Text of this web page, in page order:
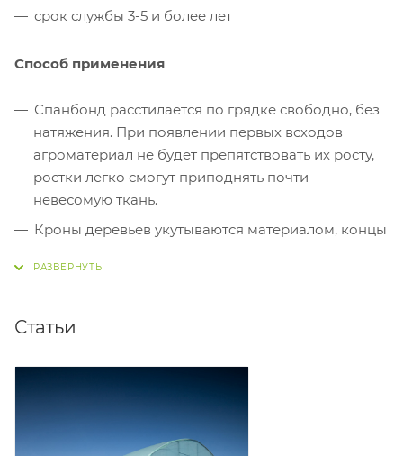
срок службы 3-5 и более лет
Способ применения
Спанбонд расстилается по грядке свободно, без
натяжения. При появлении первых всходов
агроматериал не будет препятствовать их росту,
ростки легко смогут приподнять почти
невесомую ткань.
Кроны деревьев укутываются материалом, концы
Статьи